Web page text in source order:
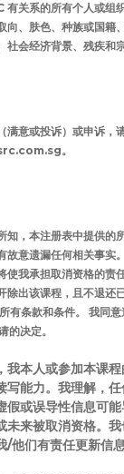
有关系的所有个人或组
向、肤色、种族或国籍
社会经济背景、残疾和
满意或投诉）或申诉，
。
知，本注册表中提供的
故意遗漏任何相关事实
使我承担取消资格的责
除出该课程，且不退还
有条款和条件。 我同
的决定。
我本人或参加本课
写能力。我理解，
假或误导性信息可
未来被取消资格。
/他们有责任更新信息